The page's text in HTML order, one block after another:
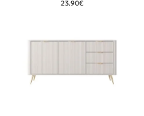
23.90€